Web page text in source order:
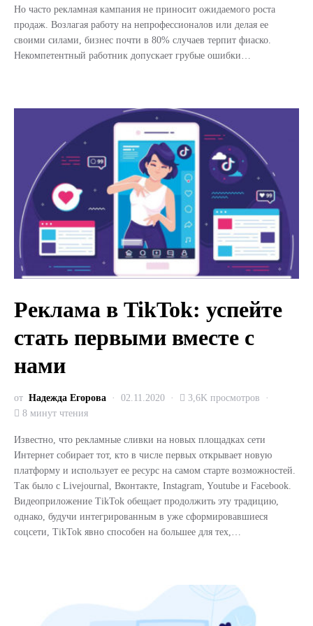
Но часто рекламная кампания не приносит ожидаемого роста
продаж. Возлагая работу на непрофессионалов или делая ее
своими силами, бизнес почти в 80% случаев терпит фиаско.
Некомпетентный работник допускает грубые ошибки…
Реклама в TikTok: успейте
стать первыми вместе с
нами
от Надежда Егорова 02.11.2020
3,6K просмотров
8 минут чтения
Известно, что рекламные сливки на новых площадках сети
Интернет собирает тот, кто в числе первых открывает новую
платформу и использует ее ресурс на самом старте возможностей.
Так было с Livejournal, Вконтакте, Instagram, Youtube и Facebook.
Видеоприложение TikTok обещает продолжить эту традицию,
однако, будучи интегрированным в уже сформировавшиеся
соцсети, TikTok явно способен на большее для тех,…